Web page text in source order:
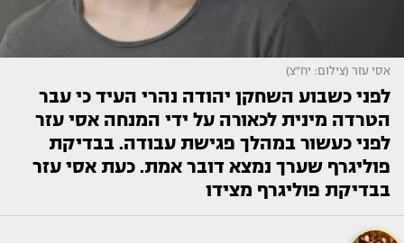
אסי עזר (צילום: יח"צ)
לפני כשבוע השחקן יהודה נהרי העיד כי עבר
הטרדה מינית לכאורה על ידי המנחה אסי עזר
לפני כעשור במהלך פגישת עבודה. בבדיקת
פוליגרף שערך נמצא דובר אמת. כעת אסי עזר
בבדיקת פוליגרף מצידו